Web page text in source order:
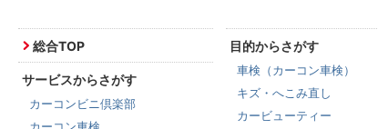
総合TOP
サービスからさがす
カーコンビニ倶楽部
カーコン車検
目的からさがす
車検（カーコン車検）
キズ・へこみ直し
カービューティー